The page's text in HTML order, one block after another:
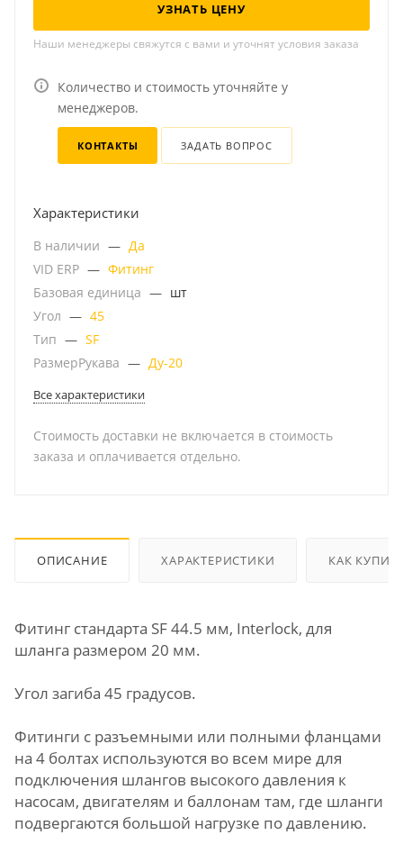
УЗНАТЬ ЦЕНУ
Наши менеджеры свяжутся с вами и уточнят условия заказа
Количество и стоимость уточняйте у
менеджеров.
КОНТАКТЫ ЗАДАТЬ ВОПРОС
Характеристики
В наличии — Да
VID ERP — Фитинг
Базовая единица — шт
Угол — 45
Тип — SF
РазмерРукава — Ду-20
Все характеристики
Стоимость доставки не включается в стоимость
заказа и оплачивается отдельно.
ОПИСАНИЕ ХАРАКТЕРИСТИКИ КАК
Фитинг стандарта SF 44.5 мм, Interlock, для
шланга размером 20 мм.
Угол загиба 45 градусов.
Фитинги с разъемными или полными фланцами
на 4 болтах используются во всем мире для
подключения шлангов высокого давления к
насосам, двигателям и баллонам там, где шланги
подвергаются большой нагрузке по давлению.